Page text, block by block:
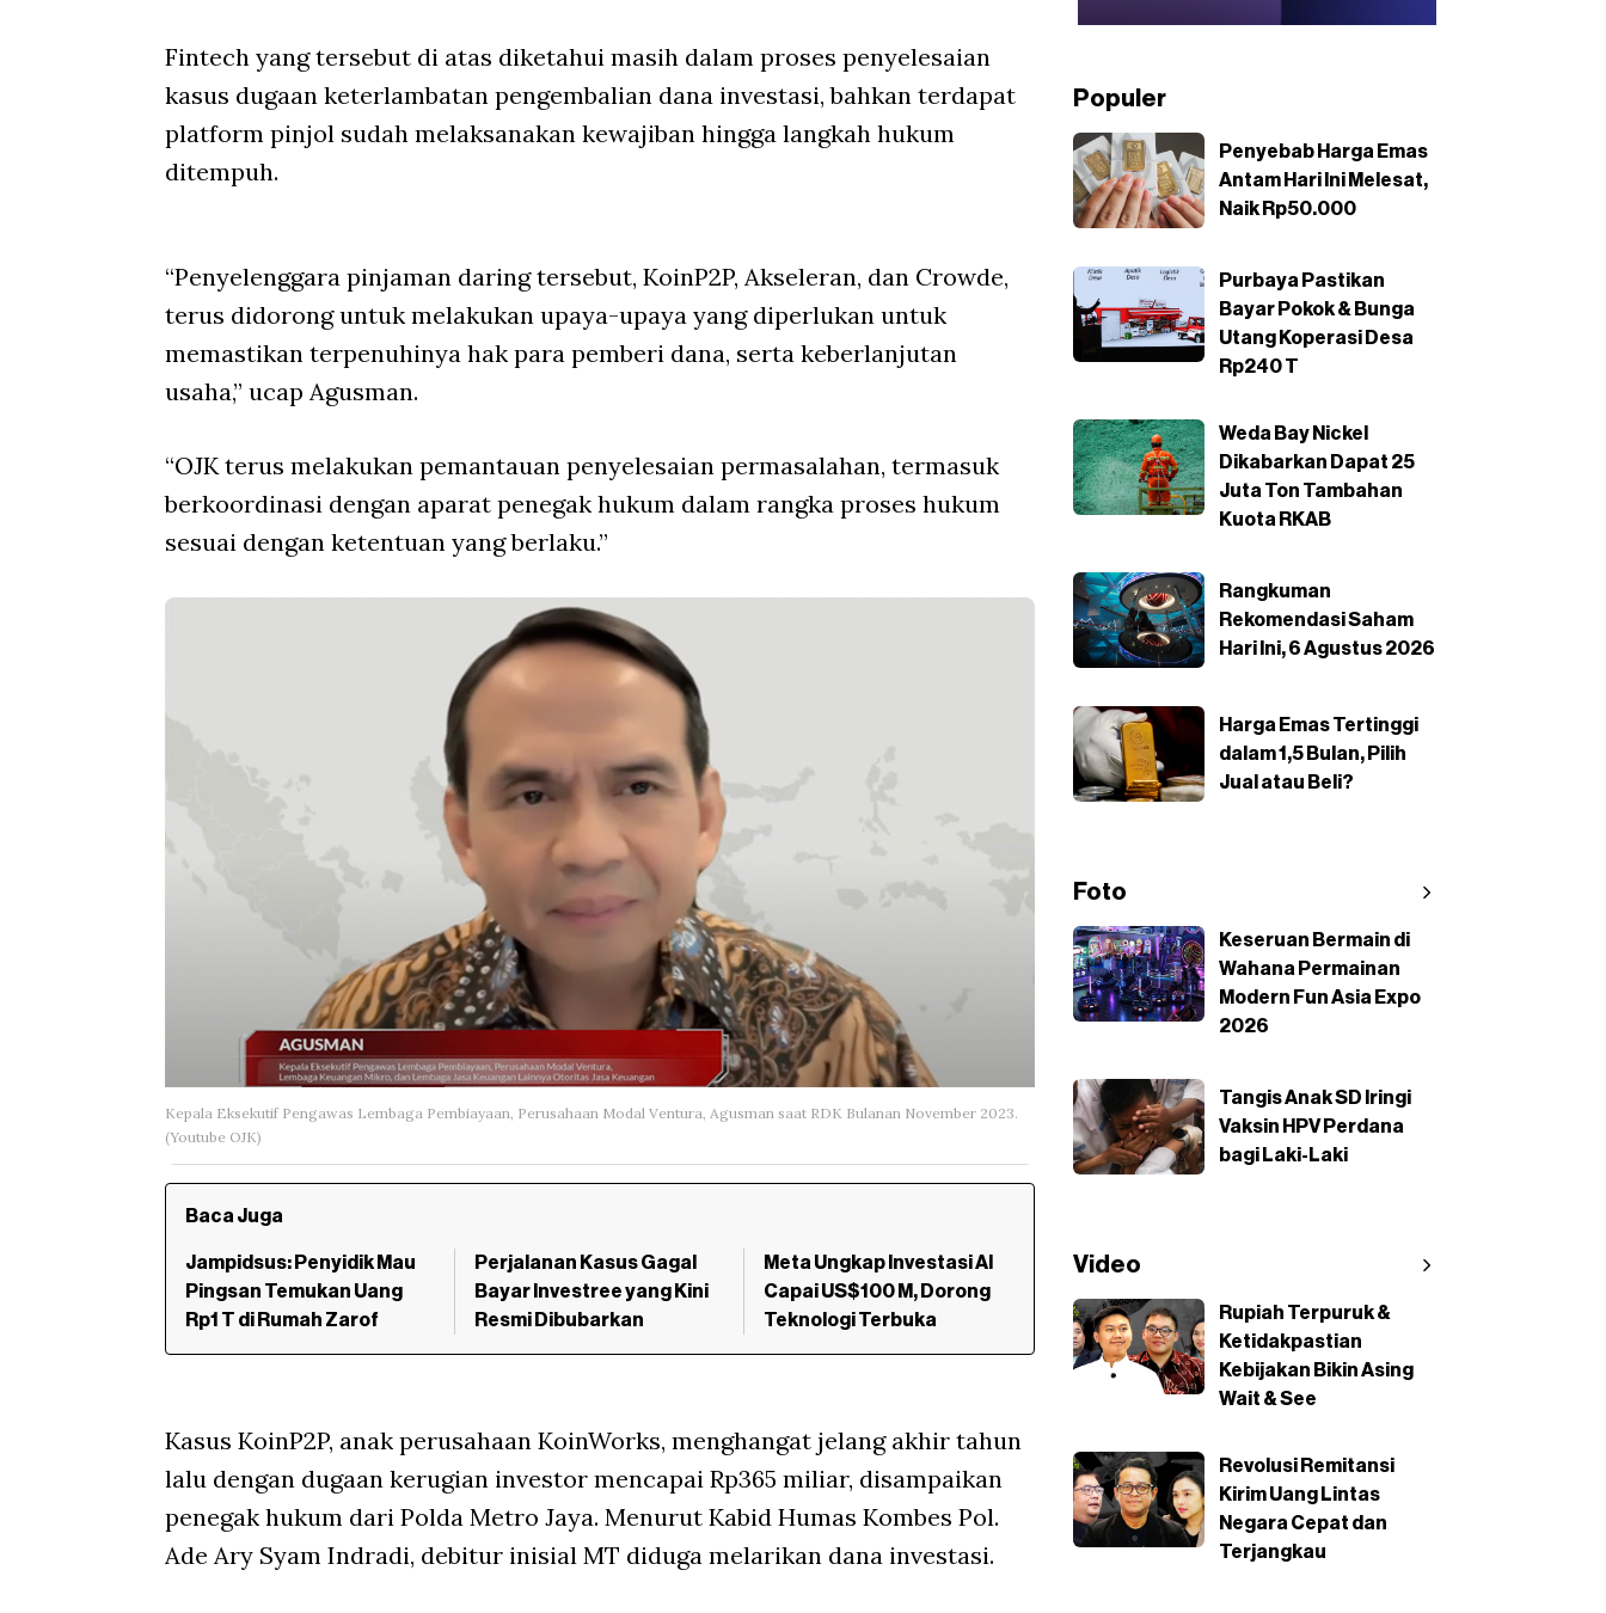
Fintech yang tersebut di atas diketahui masih dalam proses penyelesaian
kasus dugaan keterlambatan pengembalian dana investasi, bahkan terdapat
platform pinjol sudah melaksanakan kewajiban hingga langkah hukum
ditempuh.
“Penyelenggara pinjaman daring tersebut, KoinP2P, Akseleran, dan Crowde,
terus didorong untuk melakukan upaya-upaya yang diperlukan untuk
memastikan terpenuhinya hak para pemberi dana, serta keberlanjutan
usaha,” ucap Agusman.
“OJK terus melakukan pemantauan penyelesaian permasalahan, termasuk
berkoordinasi dengan aparat penegak hukum dalam rangka proses hukum
sesuai dengan ketentuan yang berlaku.”
Kepala Eksekutif Pengawas Lembaga Pembiayaan, Perusahaan Modal Ventura, Agusman saat RDK Bulanan November 2023.
(Youtube OJK)
Baca Juga
Jampidsus: Penyidik Mau
Pingsan Temukan Uang
Rp1 T di Rumah Zarof
Perjalanan Kasus Gagal
Bayar Investree yang Kini
Resmi Dibubarkan
Meta Ungkap Investasi AI
Capai US$100 M, Dorong
Teknologi Terbuka
Kasus KoinP2P, anak perusahaan KoinWorks, menghangat jelang akhir tahun
lalu dengan dugaan kerugian investor mencapai Rp365 miliar, disampaikan
penegak hukum dari Polda Metro Jaya. Menurut Kabid Humas Kombes Pol.
Ade Ary Syam Indradi, debitur inisial MT diduga melarikan dana investasi.
Populer
Penyebab Harga Emas
Antam Hari Ini Melesat,
Naik Rp50.000
Purbaya Pastikan
Bayar Pokok & Bunga
Utang Koperasi Desa
Rp240 T
Weda Bay Nickel
Dikabarkan Dapat 25
Juta Ton Tambahan
Kuota RKAB
Rangkuman
Rekomendasi Saham
Hari Ini, 6 Agustus 2026
Harga Emas Tertinggi
dalam 1,5 Bulan, Pilih
Jual atau Beli?
Foto
Keseruan Bermain di
Wahana Permainan
Modern Fun Asia Expo
2026
Tangis Anak SD Iringi
Vaksin HPV Perdana
bagi Laki-Laki
Video
Rupiah Terpuruk &
Ketidakpastian
Kebijakan Bikin Asing
Wait & See
Revolusi Remitansi
Kirim Uang Lintas
Negara Cepat dan
Terjangkau